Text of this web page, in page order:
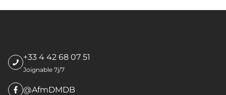
+33 4 42 68 07 51
Joignable 7j/7
@AfmDMDB